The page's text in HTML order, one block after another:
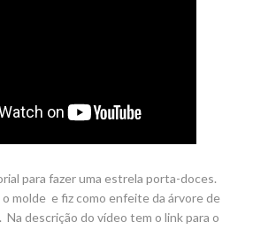
para fazer uma estrela porta-doces.
molde e fiz como enfeite da árvore de
. Na descrição do vídeo tem o link para o